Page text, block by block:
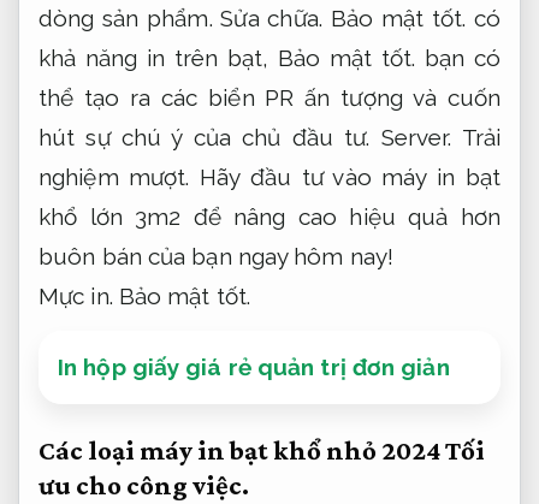
dòng sản phẩm.Sửa chữa. Bảo mật tốt. có
khả năng in trên bạt, Bảo mật tốt. bạn có
thể tạo ra các biển PR ấn tượng và cuốn
hút sự chú ý của chủ đầu tư. Server. Trải
nghiệm mượt. Hãy đầu tư vào máy in bạt
khổ lớn 3m2 để nâng cao hiệu quả hơn
buôn bán của bạn ngay hôm nay!
Mực in. Bảo mật tốt.
In hộp giấy giá rẻ quản trị đơn giản
Các loại máy in bạt khổ nhỏ 2024Tối
ưu cho công việc.